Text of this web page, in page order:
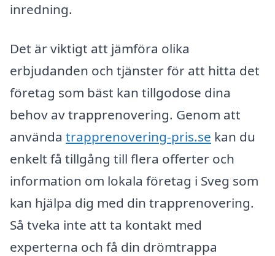
inredning.
Det är viktigt att jämföra olika
erbjudanden och tjänster för att hitta det
företag som bäst kan tillgodose dina
behov av trapprenovering. Genom att
använda trapprenovering-pris.se kan du
enkelt få tillgång till flera offerter och
information om lokala företag i Sveg som
kan hjälpa dig med din trapprenovering.
Så tveka inte att ta kontakt med
experterna och få din drömtrappa